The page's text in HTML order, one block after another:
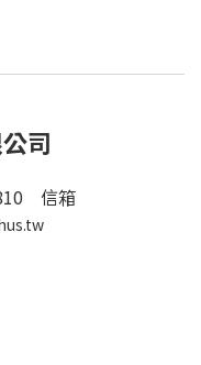
司
信箱